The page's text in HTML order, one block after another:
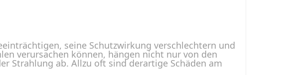
seine Schutzwirkung verschlechtern und
verursachen können, hängen nicht nur von den
Strahlung ab. Allzu oft sind derartige Schäden am